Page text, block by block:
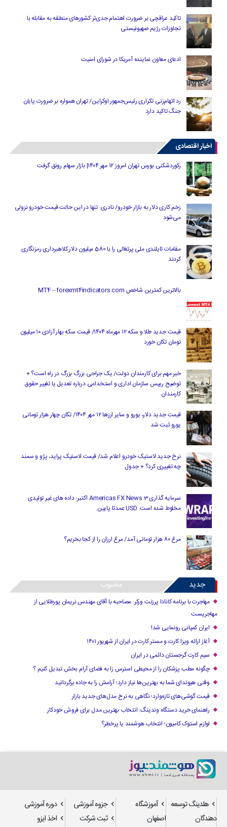
تاکید عراقچی بر ضرورت اهتمام جدی‌تر کشورهای منطقه به مقابله با
تجاوزات رژیم صهیونیستی
ادعای معاون نماینده آمریکا در شورای امنیت
رد اتهام‌زنی تکراری رئیس‌جمهور اوکراین/ تهران همواره بر ضرورت پایان
جنگ تاکید دارد
اخبار اقتصادی
رکوردشکنی بورس تهران امروز ۱۲ مهر ۱۴۰۴| بازار سهام رونق گرفت
زخم کاری دلار به بازار خودرو/ نادری: تنها در این حالت قیمت خودرو نزولی
می‌شود
مقامات تایلندی ملی پرتغالی را با 580 میلیون دلار کلاهبرداری رمزنگاری
کردند
بالاترین کمترین شاخص MT4 – forexmt4indicators.com
قیمت جدید طلا و سکه ۱۲ مهرماه ۱۴۰۴/ قیمت سکه بهار آزادی ۱۰ میلیون
تومان تکان خورد
خبر مهم برای کارمندان دولت/ یک جراحی بزرگ بزرگ در راه است؟ +
توضیح رییس سازمان اداری و استخدامی درباره تعدیل یا تغییر حقوق
کارمندان
قیمت جدید دلار، یورو و سایر ارزها ۱۲ مهر ۱۴۰۴/ تکان چهار هزار تومانی
یورو ثبت شد
نرخ جدید لاستیک خودرو اعلام شد/ قیمت لاستیک پراید، پژو و سمند
چه تغییری کرد؟ + جدول
سرمایه گذاری Americas FX News 3 اکتبر: داده های غیر تولیدی
مخلوط شده است. USD عمدتا پایین.
مرغ ۸۰ هزار تومانی آمد/ مرغ ارزان را از کجا بخریم؟
جدید محبوب
مهاجرت با برنامه کانادا پرزنت ورکر: مصاحبه با آقای مهندس نریمان پورطلایی از
مهاجریست
ایران کمپانی رونمایی شد!
آغاز ارائه ویزا کارت و مستر کارت در ایران از شهریور ۱۴۰۱
سیم کارت گرجستان دائمی در ایران
چگونه مطب پزشکان را از محیطی استرس زا به فضای آرام بخش تبدیل کنیم ؟
وقتی هیوندای شما به بهترین‌ها نیاز دارد؛ آرامش را به جاده برگردانید
قیمت گوشی‌های تازه‌وارد؛ نگاهی به نرخ مدل‌های جدید بازار
راهنمای خرید دستگاه وندینگ: انتخاب بهترین مدل برای فروش خودکار
لوازم استوک کامیون؛ انتخاب هوشمند یا پرخطر؟
هلدینگ توسعه
دهندگان
آموزشگاه
اصفهان
جزوه آموزشی
دوره آموزشی
ثبت شرکت
اخذ ایزو